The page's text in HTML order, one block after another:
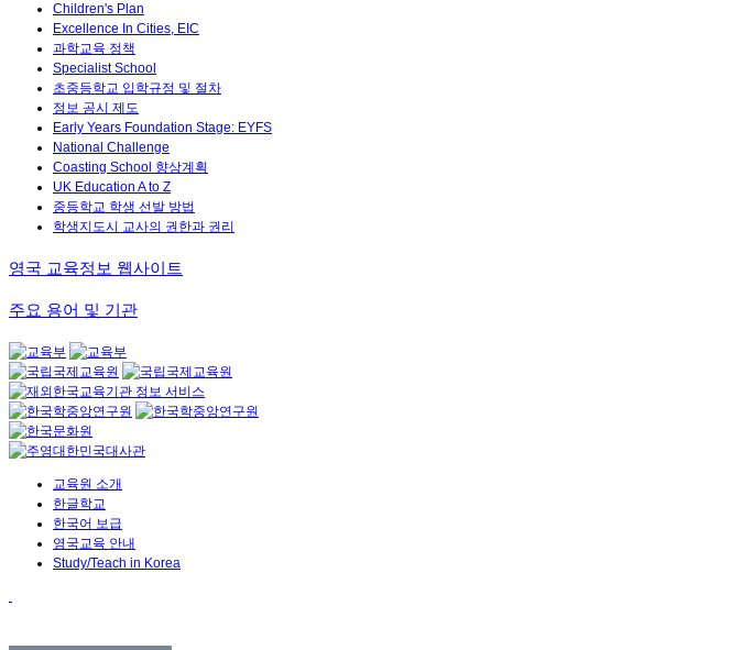
Children's Plan
Excellence In Cities, EIC
과학교육 정책
Specialist School
초중등학교 입학규정 및 절차
정보 공시 제도
Early Years Foundation Stage: EYFS
National Challenge
Coasting School 향상계획
UK Education A to Z
중등학교 학생 선발 방법
학생지도시 교사의 권한과 권리
영국 교육정보 웹사이트
주요 용어 및 기관
교육원 소개
한글학교
한국어 보급
영국교육 안내
Study/Teach in Korea